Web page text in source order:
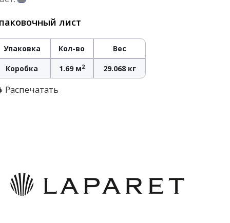
лист
Упаковка Кол-во Вес
Коробка 1.69 м2 29.068 кг
Распечатать